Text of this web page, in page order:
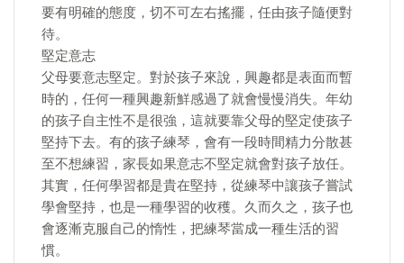
要有明確的態度，切不可左右搖擺，任由孩子隨便對
待。
堅定意志
父母要意志堅定。對於孩子來說，興趣都是表面而暫
時的，任何一種興趣新鮮感過了就會慢慢消失。年幼
的孩子自主性不是很強，這就要靠父母的堅定使孩子
堅持下去。有的孩子練琴，會有一段時間精力分散甚
至不想練習，家長如果意志不堅定就會對孩子放任。
其實，任何學習都是貴在堅持，從練琴中讓孩子嘗試
學會堅持，也是一種學習的收穫。久而久之，孩子也
會逐漸克服自己的惰性，把練琴當成一種生活的習
慣。